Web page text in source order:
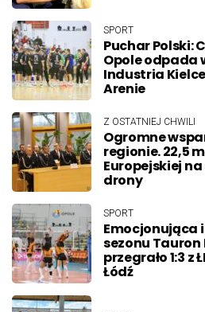
SPORT
Puchar Polski:
Opole odpada
Industria
Arenie
Z OSTATNIEJ CHWILI
Ogromne
regionie. 22,5
Europejskiej
drony
SPORT
Emocjonująca
sezonu Tauron
przegrało 1:3 z
Łódź